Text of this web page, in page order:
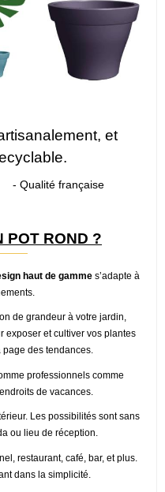
et
Qualité française
POT ROND ?
haut de gamme s’adapte à
de grandeur à votre jardin,
exposer et cultiver vos plantes
page des tendances.
professionnels comme
de vacances.
Les possibilités sont sans
ou lieu de réception.
restaurant, café, bar, et plus.
dans la simplicité.